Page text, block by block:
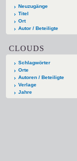
Neuzugänge
Titel
Ort
Autor / Beteiligte
CLOUDS
Schlagwörter
Orte
Autoren / Beteiligte
Verlage
Jahre